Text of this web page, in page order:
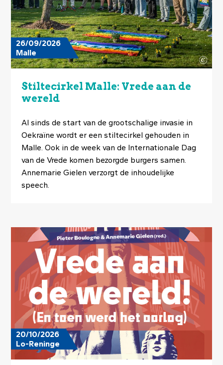
26/09/2026
Malle
Stiltecirkel Malle: Vrede aan de
wereld
Al sinds de start van de grootschalige invasie in
Oekraïne wordt er een stiltecirkel gehouden in
Malle. Ook in de week van de Internationale Dag
van de Vrede komen bezorgde burgers samen.
Annemarie Gielen verzorgt de inhoudelijke
speech.
Image
20/10/2026
Lo-Reninge